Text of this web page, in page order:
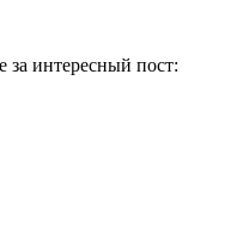
интересный пост: